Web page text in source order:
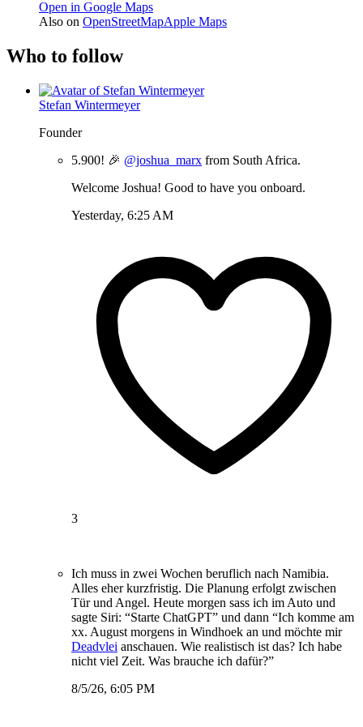
Open in Google Maps
Also on OpenStreetMapApple Maps
Who to follow
Stefan Wintermeyer
Founder
5.900! 🎉 @joshua_marx from South Africa.
Welcome Joshua! Good to have you onboard.
Yesterday, 6:25 AM
3
Ich muss in zwei Wochen beruflich nach Namibia.
Alles eher kurzfristig. Die Planung erfolgt zwischen
Tür und Angel. Heute morgen sass ich im Auto und
sagte Siri: “Starte ChatGPT” und dann “Ich komme am
xx. August morgens in Windhoek an und möchte mir
Deadvlei anschauen. Wie realistisch ist das? Ich habe
nicht viel Zeit. Was brauche ich dafür?”
8/5/26, 6:05 PM